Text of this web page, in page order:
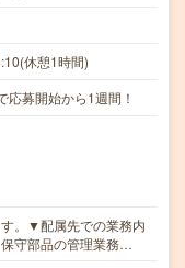
休憩1時間)
募開始から1週間！
。▼配属先での業務内
守部品の管理業務…